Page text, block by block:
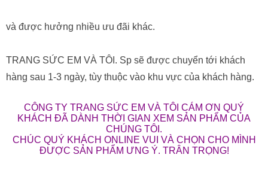
và được hưởng nhiều ưu đãi khác.
TRANG SỨC EM VÀ TÔI. Sp sẽ được chuyển tới khách
hàng sau 1-3 ngày, tùy thuộc vào khu vực của khách hàng.
CÔNG TY TRANG SỨC EM VÀ TÔI CÁM ƠN QUÝ
KHÁCH ĐÃ DÀNH THỜI GIAN XEM SẢN PHẨM CỦA
CHÚNG TÔI.
CHÚC QUÝ KHÁCH ONLINE VUI VÀ CHỌN CHO MÌNH
ĐƯỢC SẢN PHẨM ƯNG Ý. TRÂN TRỌNG!